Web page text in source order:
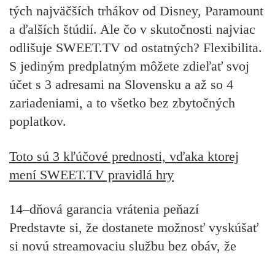
tých najväčších trhákov od Disney, Paramount
a ďalších štúdií. Ale čo v skutočnosti najviac
odlišuje SWEET.TV od ostatných? Flexibilita.
S jediným predplatným môžete zdieľať svoj
účet s 3 adresami na Slovensku a až so 4
zariadeniami, a to všetko bez zbytočných
poplatkov.
Toto sú 3 kľúčové prednosti, vďaka ktorej
mení SWEET.TV pravidlá hry
14–dňová garancia vrátenia peňazí
Predstavte si, že dostanete možnosť vyskúšať
si novú streamovaciu službu bez obáv, že